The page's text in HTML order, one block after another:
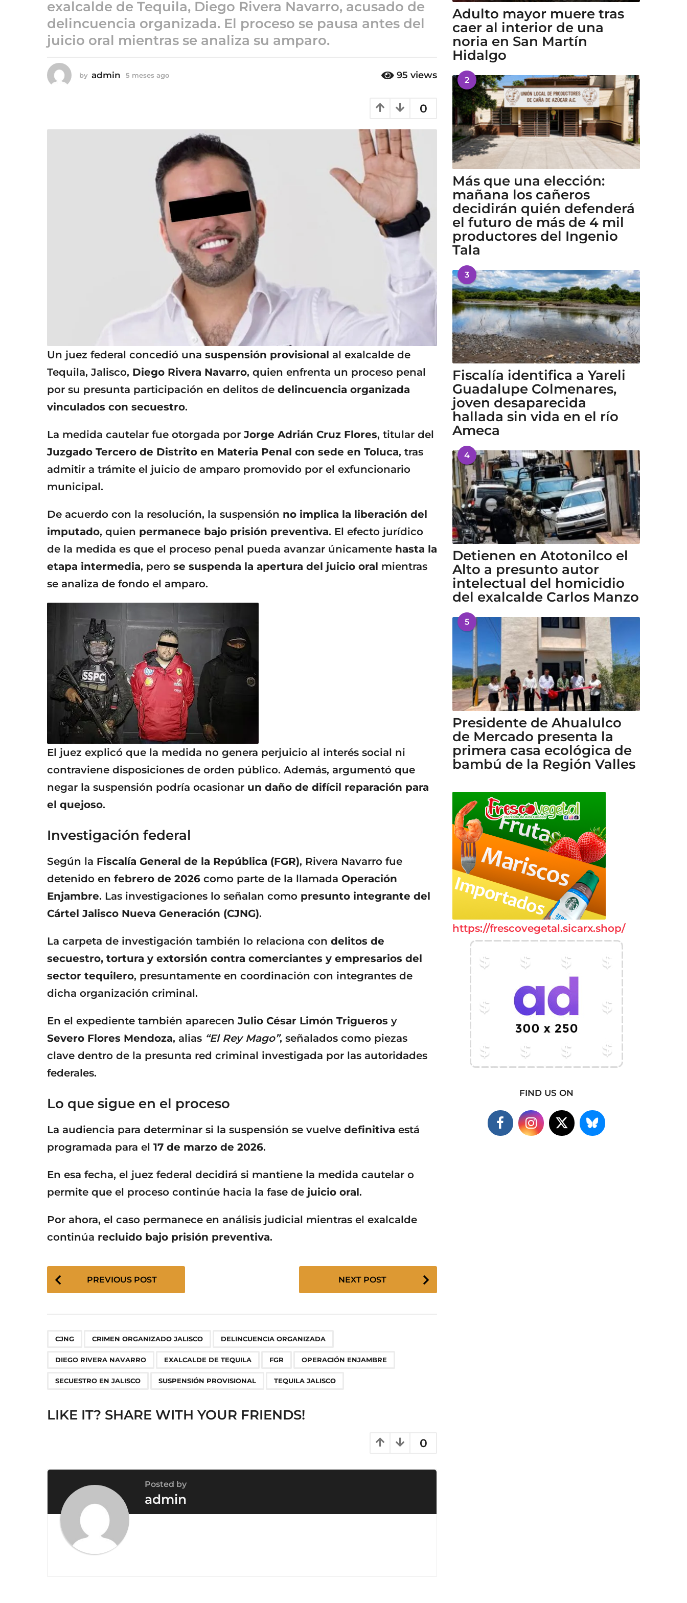
5
e
s
s
a
exalcalde de Tequila, Diego Rivera Navarro, acusado de
delincuencia organizada. El proceso se pausa antes del
juicio oral mientras se analiza su amparo.
by admin 5 meses ago
o
95 views
0
Un juez federal concedió una suspensión provisional al exalcalde de
Tequila, Jalisco, Diego Rivera Navarro, quien enfrenta un proceso penal
por su presunta participación en delitos de delincuencia organizada
vinculados con secuestro.
La medida cautelar fue otorgada por Jorge Adrián Cruz Flores, titular del
Juzgado Tercero de Distrito en Materia Penal con sede en Toluca, tras
admitir a trámite el juicio de amparo promovido por el exfuncionario
municipal.
De acuerdo con la resolución, la suspensión no implica la liberación del
imputado, quien permanece bajo prisión preventiva. El efecto jurídico
de la medida es que el proceso penal pueda avanzar únicamente hasta la
etapa intermedia, pero se suspenda la apertura del juicio oral mientras
se analiza de fondo el amparo.
El juez explicó que la medida no genera perjuicio al interés social ni
contraviene disposiciones de orden público. Además, argumentó que
negar la suspensión podría ocasionar un daño de difícil reparación para
el quejoso.
Investigación federal
Según la Fiscalía General de la República (FGR), Rivera Navarro fue
detenido en febrero de 2026 como parte de la llamada Operación
Enjambre. Las investigaciones lo señalan como presunto integrante del
Cártel Jalisco Nueva Generación (CJNG).
La carpeta de investigación también lo relaciona con delitos de
secuestro, tortura y extorsión contra comerciantes y empresarios del
sector tequilero, presuntamente en coordinación con integrantes de
dicha organización criminal.
En el expediente también aparecen Julio César Limón Trigueros y
Severo Flores Mendoza, alias “El Rey Mago”, señalados como piezas
clave dentro de la presunta red criminal investigada por las autoridades
federales.
Lo que sigue en el proceso
La audiencia para determinar si la suspensión se vuelve definitiva está
programada para el 17 de marzo de 2026.
En esa fecha, el juez federal decidirá si mantiene la medida cautelar o
permite que el proceso continúe hacia la fase de juicio oral.
Por ahora, el caso permanece en análisis judicial mientras el exalcalde
continúa recluido bajo prisión preventiva.
P
n
t
i
PREVIOUS POST NEXT POST
CJNG CRIMEN ORGANIZADO JALISCO DELINCUENCIA ORGANIZADA
DIEGO RIVERA NAVARRO EXALCALDE DE TEQUILA FGR OPERACIÓN ENJAMBRE
SECUESTRO EN JALISCO SUSPENSIÓN PROVISIONAL TEQUILA JALISCO
LIKE IT? SHARE WITH YOUR FRIENDS!
0
Posted by
admin
Adulto mayor muere tras
caer al interior de una
noria en San Martín
Hidalgo
2
Más que una elección:
mañana los cañeros
decidirán quién defenderá
el futuro de más de 4 mil
productores del Ingenio
Tala
3
Fiscalía identifica a Yareli
Guadalupe Colmenares,
joven desaparecida
hallada sin vida en el río
Ameca
4
Detienen en Atotonilco el
Alto a presunto autor
intelectual del homicidio
del exalcalde Carlos Manzo
5
Presidente de Ahualulco
de Mercado presenta la
primera casa ecológica de
bambú de la Región Valles
https://frescovegetal.sicarx.shop/
FIND US ON